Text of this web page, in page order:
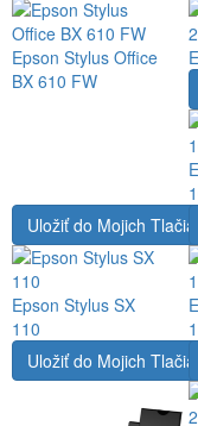
Epson Stylus Office
BX 610 FW
Uložiť do Mojich
Epson Stylus SX
110
Uložiť do Mojich